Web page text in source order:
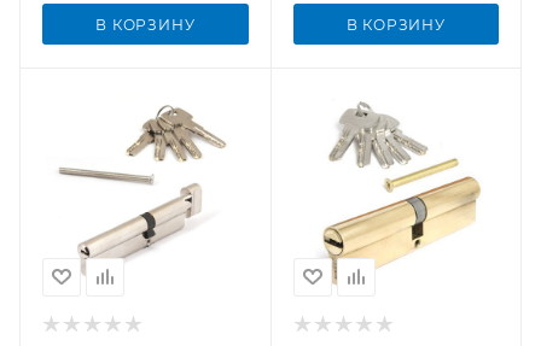
В КОРЗИНУ В КОРЗИНУ